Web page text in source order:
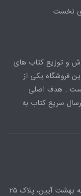
نخست
و توزیع کتاب های
فروشگاه یکی از
است . هدف اصلی
سریع کتاب به
بهشت آیین، پلاک 25